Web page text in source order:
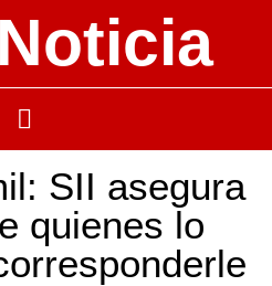
SII asegura
quienes lo